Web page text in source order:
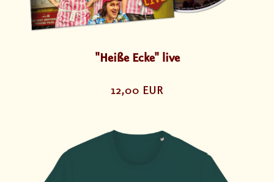
"Heiße Ecke" live
12,00 EUR